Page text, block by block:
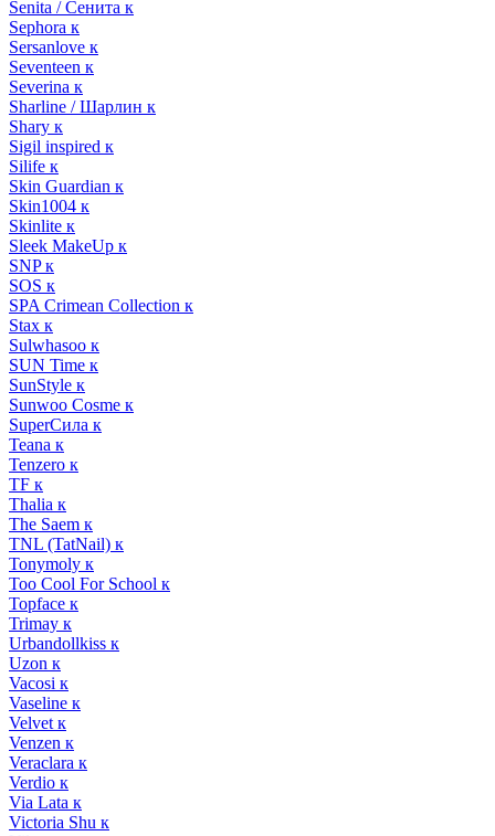
Senita / Сенита к
Sephora к
Sersanlove к
Seventeen к
Severina к
Sharline / Шарлин к
Shary к
Sigil inspired к
Silife к
Skin Guardian к
Skin1004 к
Skinlite к
Sleek MakeUp к
SNP к
SOS к
SPA Crimean Collection к
Stax к
Sulwhasoo к
SUN Time к
SunStyle к
Sunwoo Cosme к
SuperСила к
Teana к
Tenzero к
TF к
Thalia к
The Saem к
TNL (TatNail) к
Tonymoly к
Too Cool For School к
Topface к
Trimay к
Urbandollkiss к
Uzon к
Vacosi к
Vaseline к
Velvet к
Venzen к
Veraclara к
Verdio к
Via Lata к
Victoria Shu к